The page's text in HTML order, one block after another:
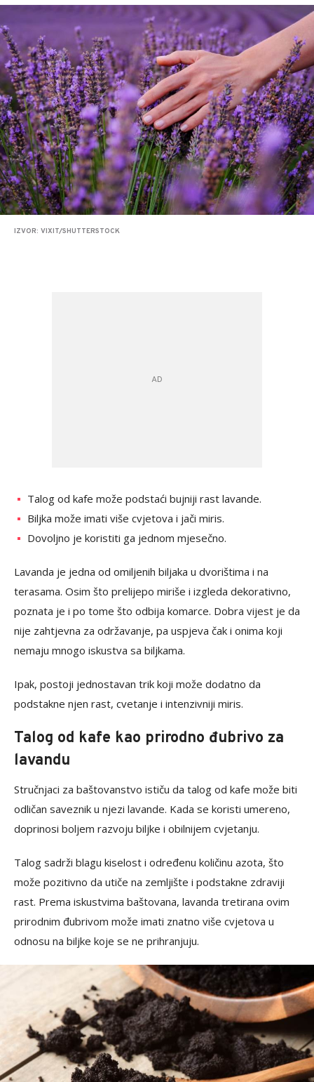
IZVOR: VIXIT/SHUTTERSTOCK
Talog od kafe može podstaći bujniji rast lavande.
Biljka može imati više cvjetova i jači miris.
Dovoljno je koristiti ga jednom mjesečno.
Lavanda je jedna od omiljenih biljaka u dvorištima i na
terasama. Osim što prelijepo miriše i izgleda dekorativno,
poznata je i po tome što odbija komarce. Dobra vijest je da
nije zahtjevna za održavanje, pa uspjeva čak i onima koji
nemaju mnogo iskustva sa biljkama.
Ipak, postoji jednostavan trik koji može dodatno da
podstakne njen rast, cvetanje i intenzivniji miris.
Talog od kafe kao prirodno đubrivo za
lavandu
Stručnjaci za baštovanstvo ističu da talog od kafe može biti
odličan saveznik u njezi lavande. Kada se koristi umereno,
doprinosi boljem razvoju biljke i obilnijem cvjetanju.
Talog sadrži blagu kiselost i određenu količinu azota, što
može pozitivno da utiče na zemljište i podstakne zdraviji
rast. Prema iskustvima baštovana, lavanda tretirana ovim
prirodnim đubrivom može imati znatno više cvjetova u
odnosu na biljke koje se ne prihranjuju.